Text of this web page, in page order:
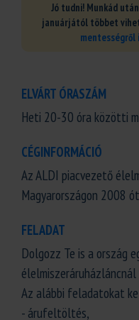
Jó tudni! Munkád
januárjától többet
ELVÁRT ÓRASZÁM
Heti 20-30 óra közötti
CÉGINFORMÁCIÓ
Az ALDI piacvezető
Magyarországon 2008
FELADAT
Dolgozz Te is a ország
Az alábbi feladatokat
- árufeltöltés,